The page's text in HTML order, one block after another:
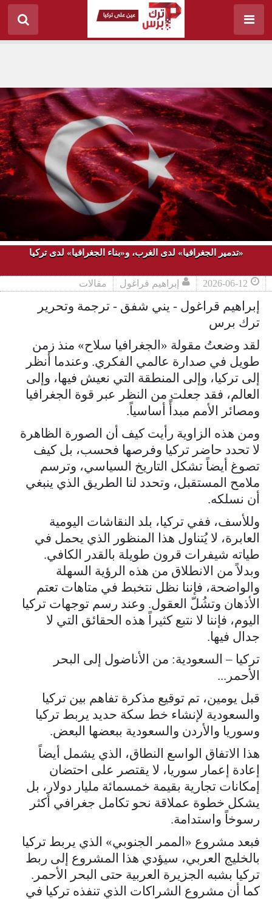
«تدمير الجغرافيا» لدى الغرب، و«بناء الجغرافيا» لدى تركيا
2026-06-12 إبراهيم قراغول مقالات
إبراهيم قراغول - يني شفق - ترجمة وتحرير
ترك برس
لقد وضعتُ مقولة «الجغرافيا سلاح» منذ زمن
طويل في صدارة عالمي الفكري. وعندما أنظر
إلى تركيا، وإلى المنطقة التي نعيش فيها، وإلى
العالم، فقد جعلت من النظر عبر قوة الجغرافيا
ومصائر الأمم مبدأً أساسياً.
ومن هذه الزاوية رأيت كيف أن الصورة الظاهرة
لا تحدد حاضر تركيا وفرصها فحسب، بل كيف
تصوغ أيضاً تشكل التاريخ السياسي، وترسم
ملامح المستقبل، وتحدد لنا الطريق الذي ينبغي
أن نسلكه.
وللأسف، ففي تركيا، بلد النقاشات اليومية
العابرة، لا يُتناول هذا المنظور الذي يحمل في
طياته شيفرات قرون طويلة بالقدر الكافي.
وبدلاً من الانطلاق من هذه الرؤية السهلة
والواضحة، فإننا نظل نتخبط في متاهات تعتم
الأذهان وتشُلّ العقول. وعند رسم توجهات تركيا
اليوم، فإننا لا نتبع كثيراً هذه الحقائق التي لا
جدال فيها.
تركيا – السعودية: من الأناضول إلى البحر
الأحمر...
قبل يومين، تم توقيع مذكرة تفاهم بين تركيا
والسعودية لإنشاء خط سكة حديد يربط تركيا
وسوريا والأردن والسعودية ببعضها البعض.
هذا الاتفاق الواسع النطاق، الذي يشمل أيضاً
إعادة إعمار سوريا، لا يقتصر على احتضان
إمكانات تجارية بقيمة خمسمائة مليار دولار، بل
يشكل خطوة عملاقة نحو تكامل جغرافي أكثر
رسوخاً واستدامة.
فبعد مشروع «الممر الجنوبي» الذي يربط تركيا
بالخليج العربي، سيؤدي هذا المشروع إلى ربط
تركيا بشبه الجزيرة العربية حتى البحر الأحمر.
كما أن مشروع الشراكات الذي تنفذه تركيا في